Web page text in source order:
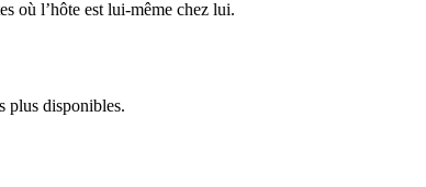
où l’hôte est lui-même chez lui.
plus disponibles.